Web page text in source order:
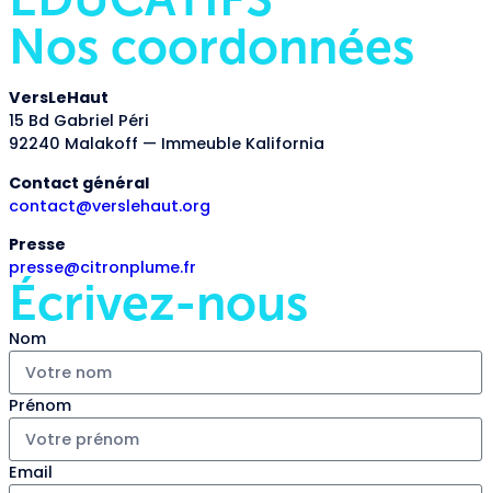
Nos coordonnées
VersLeHaut
15 Bd Gabriel Péri
92240 Malakoff — Immeuble Kalifornia
Contact général
contact@verslehaut.org
Presse
presse@citronplume.fr
Écrivez-nous
Nom
Prénom
Email